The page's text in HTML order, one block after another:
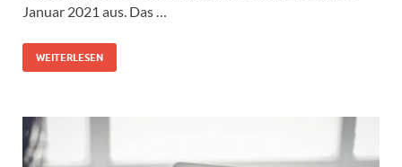
Januar 2021 aus. Das …
WEITERLESEN